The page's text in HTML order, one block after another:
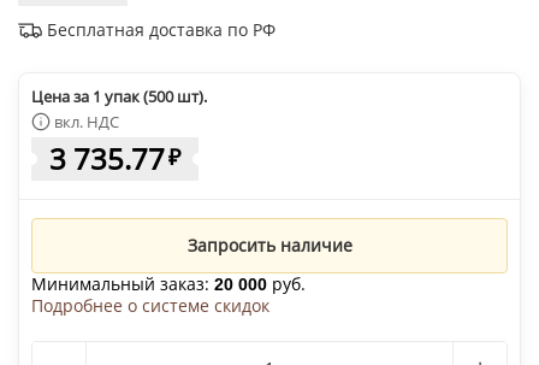
Бесплатная доставка по РФ
Цена за 1 упак (500 шт).
вкл. НДС
3 735.77₽
Запросить наличие
Минимальный заказ: 20 000 руб.
Подробнее о системе скидок